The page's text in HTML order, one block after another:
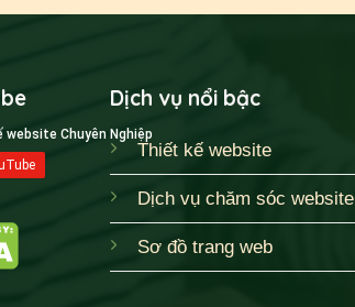
Dịch vụ nổi bậc
Thiết kế website
Dịch vụ chăm sóc website
Sơ đồ trang web